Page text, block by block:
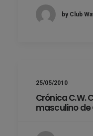
by Club
25/05/2010
Crónica C.W.
masculino de